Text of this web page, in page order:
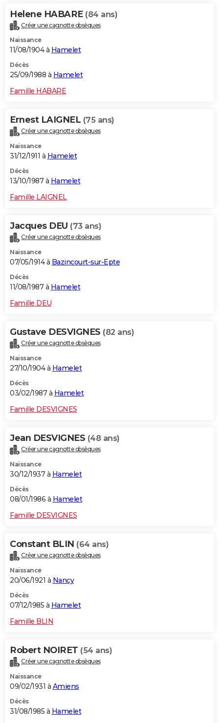
Helene HABARE (84 ans)
Créer une cagnotte obsèques
Naissance
11/08/1904 à Hamelet
Décès
25/09/1988 à Hamelet
Famille HABARE
Ernest LAIGNEL (75 ans)
Créer une cagnotte obsèques
Naissance
31/12/1911 à Hamelet
Décès
13/10/1987 à Hamelet
Famille LAIGNEL
Jacques DEU (73 ans)
Créer une cagnotte obsèques
Naissance
07/05/1914 à Bazincourt-sur-Epte
Décès
11/08/1987 à Hamelet
Famille DEU
Gustave DESVIGNES (82 ans)
Créer une cagnotte obsèques
Naissance
27/10/1904 à Hamelet
Décès
03/02/1987 à Hamelet
Famille DESVIGNES
Jean DESVIGNES (48 ans)
Créer une cagnotte obsèques
Naissance
30/12/1937 à Hamelet
Décès
08/01/1986 à Hamelet
Famille DESVIGNES
Constant BLIN (64 ans)
Créer une cagnotte obsèques
Naissance
20/06/1921 à Nancy
Décès
07/12/1985 à Hamelet
Famille BLIN
Robert NOIRET (54 ans)
Créer une cagnotte obsèques
Naissance
09/02/1931 à Amiens
Décès
31/08/1985 à Hamelet